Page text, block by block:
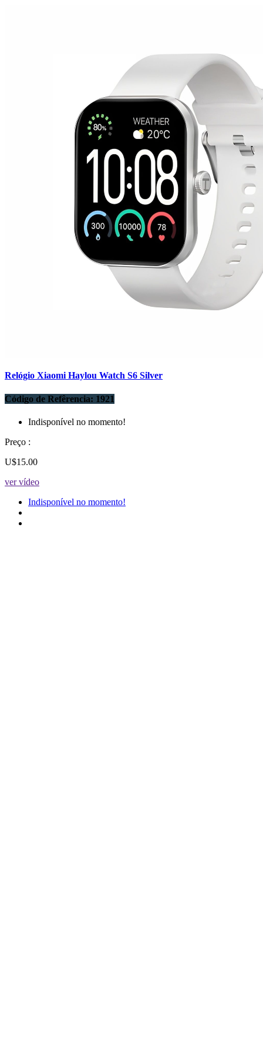
Relógio Xiaomi Haylou Watch S6 Silver
Código de Refêrencia: 1921
Indisponível no momento!
Preço :
U$15.00
ver vídeo
Indisponível no momento!